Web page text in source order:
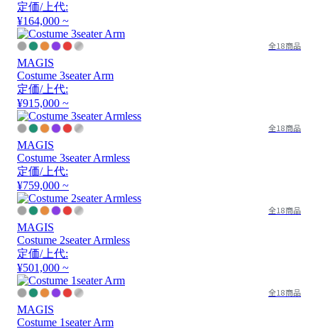
定価/上代:
¥164,000 ~
全18商品
MAGIS
Costume 3seater Arm
定価/上代:
¥915,000 ~
全18商品
MAGIS
Costume 3seater Armless
定価/上代:
¥759,000 ~
全18商品
MAGIS
Costume 2seater Armless
定価/上代:
¥501,000 ~
全18商品
MAGIS
Costume 1seater Arm